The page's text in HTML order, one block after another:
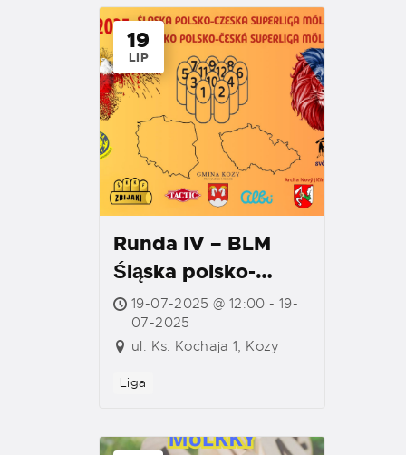
19
LIP
Runda IV – BLM
Śląska polsko-
czeska superliga
Mölkky
19-07-2025 @ 12:00 - 19-
07-2025
ul. Ks. Kochaja 1, Kozy
Liga